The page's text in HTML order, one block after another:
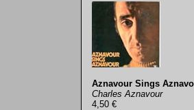
Aznavour Sings
Charles Aznavour
4,50 €